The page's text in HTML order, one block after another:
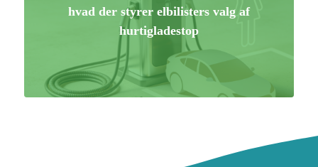
hvad der styrer elbilisters valg af
hurtigladestop